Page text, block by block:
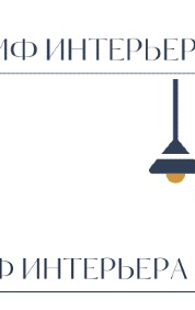
ИНТЕРЬЕРА